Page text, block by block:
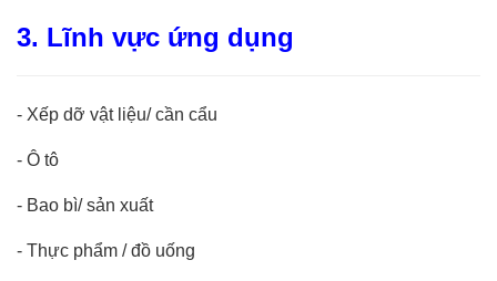
3. Lĩnh vực ứng dụng
- Xếp dỡ vật liệu/ cần cẩu
- Ô tô
- Bao bì/ sản xuất
- Thực phẩm / đồ uống